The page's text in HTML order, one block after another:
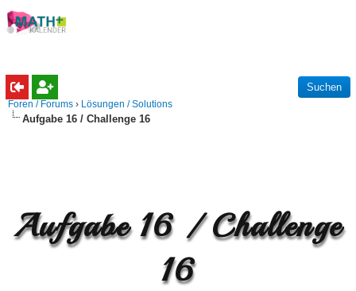
Foren / Forums › Lösungen / Solutions
Aufgabe 16 / Challenge 16
Aufgabe 16 / Challenge
16